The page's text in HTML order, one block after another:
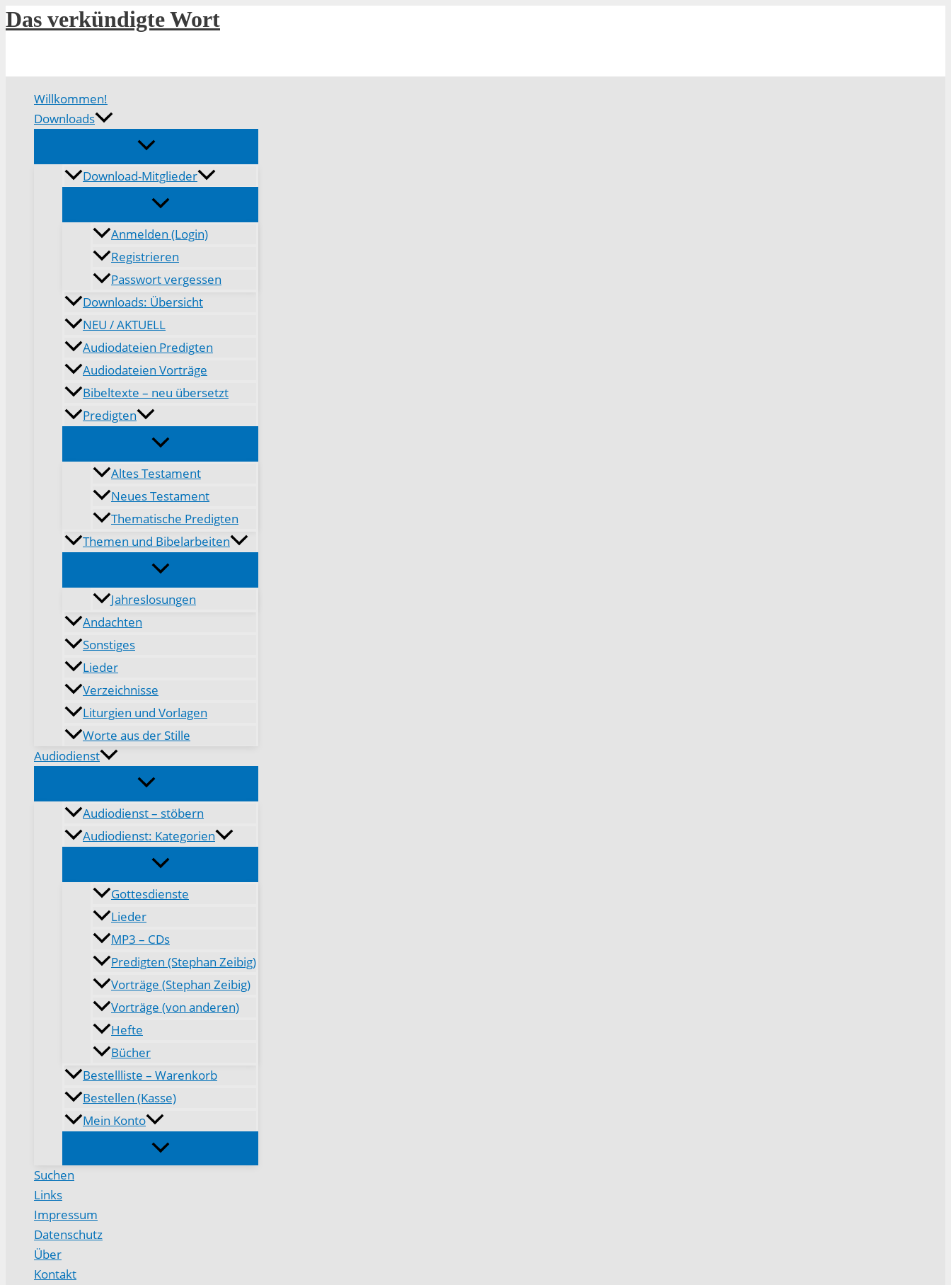
Zum
Inhalt
Das verkündigte Wort
Willkommen!
Downloads
Download-Mitglieder
Anmelden (Login)
Registrieren
Passwort vergessen
Downloads: Übersicht
NEU / AKTUELL
Audiodateien Predigten
Audiodateien Vorträge
Bibeltexte – neu übersetzt
Predigten
Altes Testament
Neues Testament
Thematische Predigten
Themen und Bibelarbeiten
Jahreslosungen
Andachten
Sonstiges
Lieder
Verzeichnisse
Liturgien und Vorlagen
Worte aus der Stille
Audiodienst
Audiodienst – stöbern
Audiodienst: Kategorien
Gottesdienste
Lieder
MP3 – CDs
Predigten (Stephan Zeibig)
Vorträge (Stephan Zeibig)
Vorträge (von anderen)
Hefte
Bücher
Bestellliste – Warenkorb
Bestellen (Kasse)
Mein Konto
Suchen
Links
Impressum
Datenschutz
Über
Kontakt